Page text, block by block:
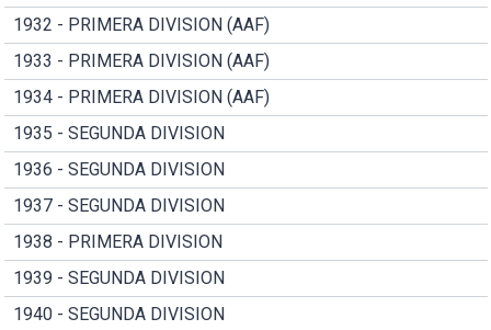
1932 - PRIMERA DIVISION (AAF)
1933 - PRIMERA DIVISION (AAF)
1934 - PRIMERA DIVISION (AAF)
1935 - SEGUNDA DIVISION
1936 - SEGUNDA DIVISION
1937 - SEGUNDA DIVISION
1938 - PRIMERA DIVISION
1939 - SEGUNDA DIVISION
1940 - SEGUNDA DIVISION